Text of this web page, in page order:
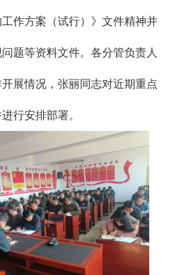
工作方案（试行）》文件精神并
题等资料文件。 各分管负责人
展情况，张丽同志对近期重点
行安排部署。